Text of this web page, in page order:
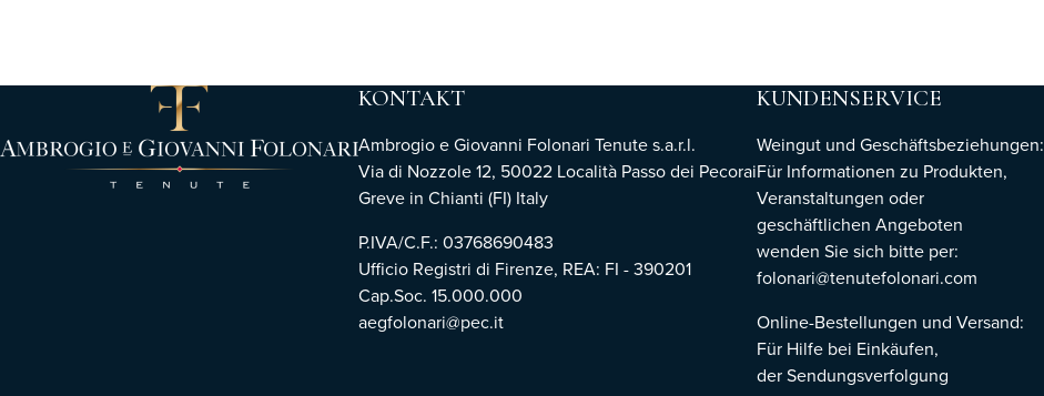
KONTAKT
Ambrogio e Giovanni Folonari Tenute s.a.r.l.
Via di Nozzole 12, 50022 Località Passo dei Pecorai
Greve in Chianti (FI) Italy
P.IVA/C.F.: 03768690483
Ufficio Registri di Firenze, REA: FI - 390201
Cap.Soc. 15.000.000
aegfolonari@pec.it
KUNDENSERVICE
Weingut und Geschäftsbeziehungen:
Für Informationen zu Produkten,
Veranstaltungen oder
geschäftlichen Angeboten
wenden Sie sich bitte per:
folonari@tenutefolonari.com
Online-Bestellungen und Versand:
Für Hilfe bei Einkäufen,
der Sendungsverfolgung